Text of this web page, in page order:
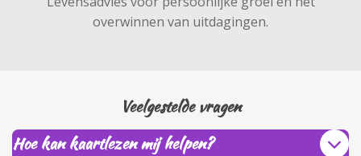
overwinnen van uitdagingen.
Veelgestelde vragen
Hoe kan kaartlezen mij helpen?